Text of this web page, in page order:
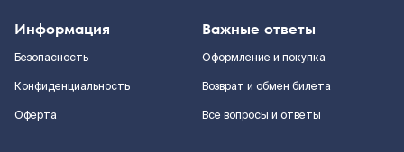
Информация
Безопасность
Конфиденциальность
Оферта
Важные ответы
Оформление и покупка
Возврат и обмен билета
Все вопросы и ответы